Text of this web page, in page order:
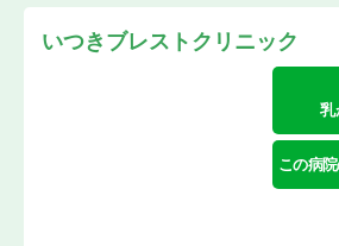
いつきブレストクリニック
乳
この病